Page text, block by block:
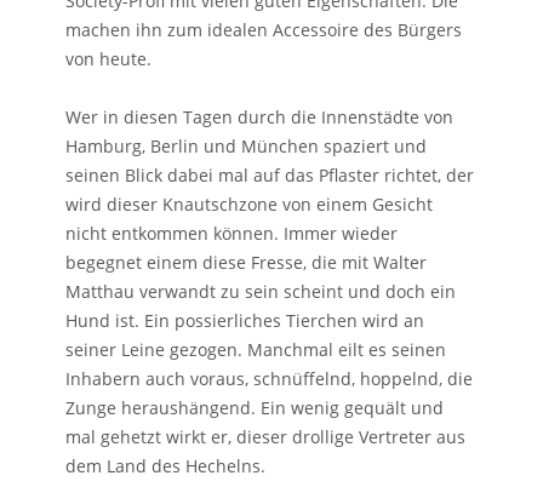
machen ihn zum idealen Accessoire des Bürgers
von heute.
Wer in diesen Tagen durch die Innenstädte von
Hamburg, Berlin und München spaziert und
seinen Blick dabei mal auf das Pflaster richtet, der
wird dieser Knautschzone von einem Gesicht
nicht entkommen können. Immer wieder
begegnet einem diese Fresse, die mit Walter
Matthau verwandt zu sein scheint und doch ein
Hund ist. Ein possierliches Tierchen wird an
seiner Leine gezogen. Manchmal eilt es seinen
Inhabern auch voraus, schnüffelnd, hoppelnd, die
Zunge heraushängend. Ein wenig gequält und
mal gehetzt wirkt er, dieser drollige Vertreter aus
dem Land des Hechelns.